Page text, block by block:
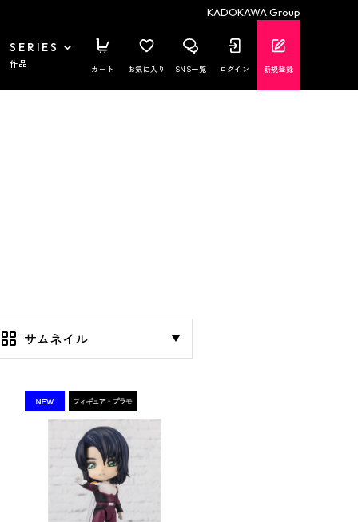
KADOKAWA Group
SERIES
作品 カート お気に入り SNS一覧 ログイン 新規登録